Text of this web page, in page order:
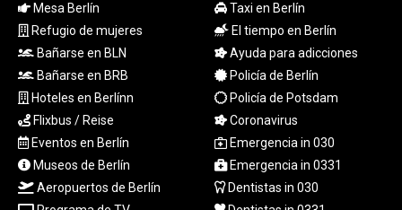
UZS 13818.3242
VES 871.49713
VND
30279.509274
VUV 137.517454
WST 3.152706
XAF 657.475069
XAG 0.018153
XAU 0.000266
XCD 3.122818
Mesa Berlín
Refugio de mujeres
Bañarse en BLN
Bañarse en BRB
Hoteles en Berlínn
Flixbus / Reise
Eventos en Berlín
Museos de Berlín
Aeropuertos de Berlín
Taxi en Berlín
El tiempo en Berlín
Ayuda para adicciones
Policía de Berlín
Policía de Potsdam
Coronavirus
Emergencia in 030
Emergencia in 0331
Dentistas in 030